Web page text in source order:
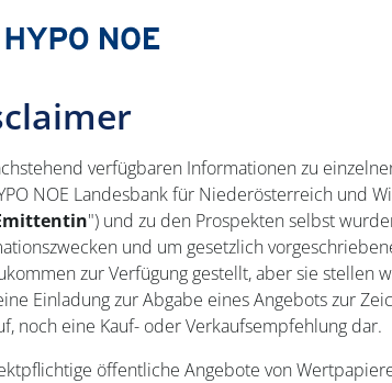
verfügbaren Informationen zu
NOE Landesbank für Niederösterreich und
") und zu den Prospekten selbst
und um gesetzlich
zur Verfügung gestellt, aber sie stellen
Einladung zur Abgabe eines Angebots zur
noch eine Kauf- oder Verkaufsempfehlung dar.
öffentliche Angebote von